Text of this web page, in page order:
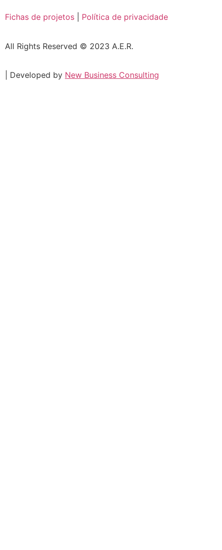
Fichas de projetos Política de privacidade
All Rights Reserved © 2023 A.E.R.
| Developed by New Business Consulting